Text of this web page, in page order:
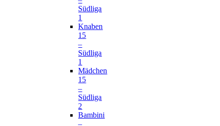
Südliga
1
Knaben
15
–
Südliga
1
Mädchen
15
–
Südliga
2
Bambini
–